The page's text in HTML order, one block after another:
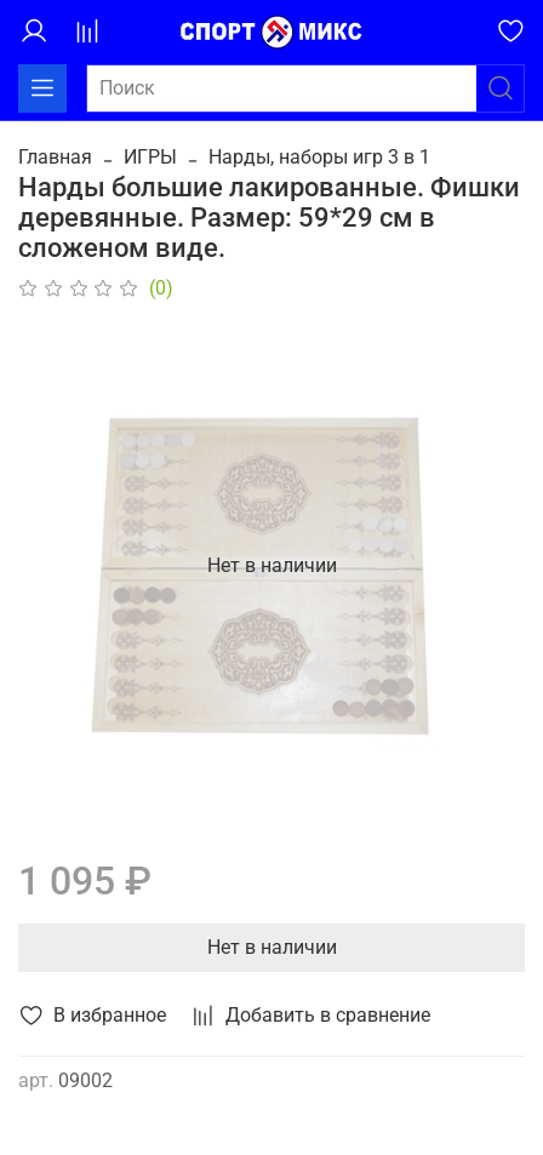
Главная ИГРЫ Нарды, наборы игр 3 в 1
Нарды большие лакированные. Фишки
деревянные. Размер: 59*29 см в
сложеном виде.
(0)
В избранное Добавить в сравнение
арт. 09002
Нет в наличии
1 095 ₽
Нет в наличии